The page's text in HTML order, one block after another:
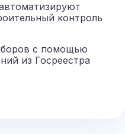
контроль
с помощью
из Госреестра